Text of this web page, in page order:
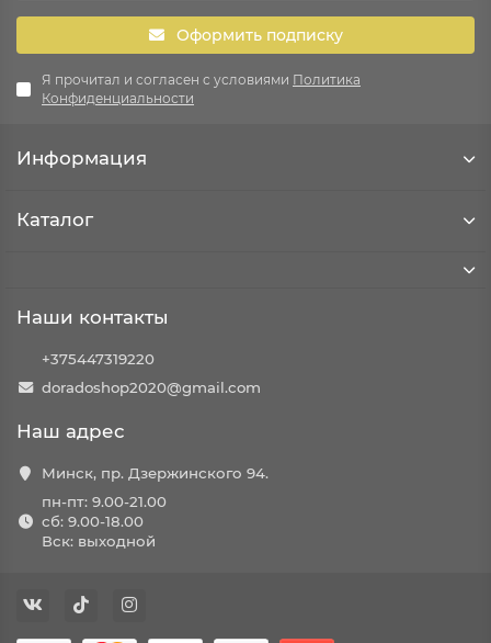
Оформить подписку
Я прочитал и согласен с условиями Политика
Конфиденциальности
Информация
Каталог
Наши контакты
+375447319220
doradoshop2020@gmail.com
Наш адрес
Минск, пр. Дзержинского 94.
пн-пт: 9.00-21.00
сб: 9.00-18.00
Вск: выходной